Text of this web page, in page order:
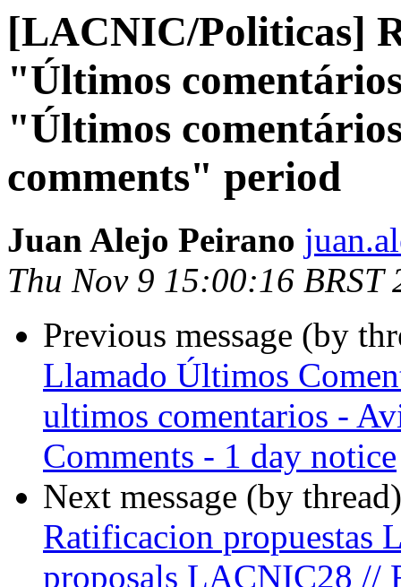
[LACNIC/Politicas]
"Últimos
"Últimos
comments" period
Juan Alejo Peirano
Thu Nov 9 15:00:16 BRST
Previous message (by
Llamado Últimos
ultimos comentarios -
Comments - 1 day notice
Next message (by
Ratificacion propuestas
proposals LACNIC28 //